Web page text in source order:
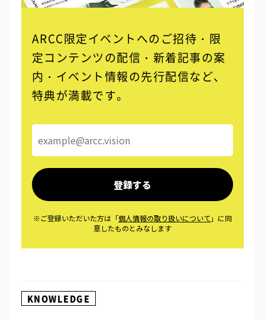
ARCC限定イベントへのご招待・限
定コンテンツの配信・ 新着記事の案
内・イベント情報の先行配信など、
特典が満載です。
KNOWLEDGE